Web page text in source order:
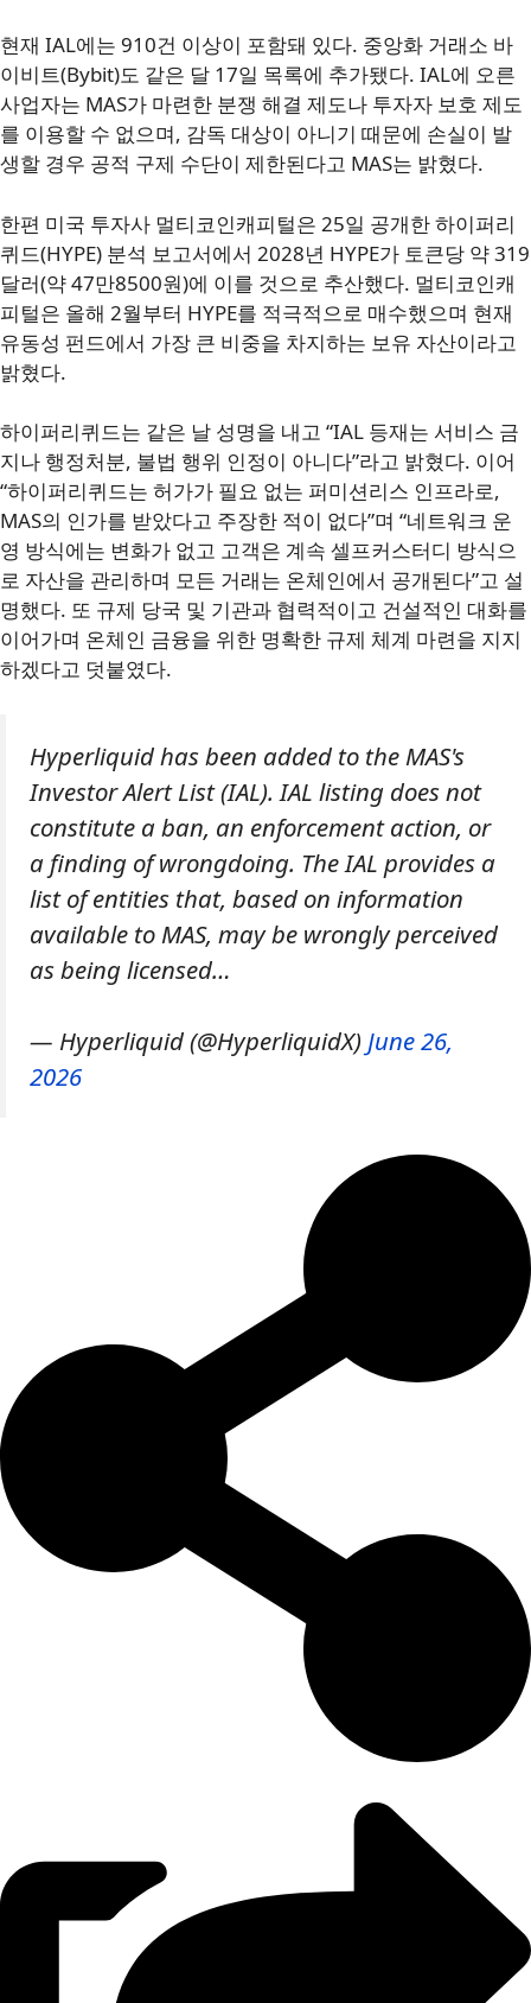
현재 IAL에는 910건 이상이 포함돼 있다. 중앙화 거래소 바
이비트(Bybit)도 같은 달 17일 목록에 추가됐다. IAL에 오른
사업자는 MAS가 마련한 분쟁 해결 제도나 투자자 보호 제도
를 이용할 수 없으며, 감독 대상이 아니기 때문에 손실이 발
생할 경우 공적 구제 수단이 제한된다고 MAS는 밝혔다.
한편 미국 투자사 멀티코인캐피털은 25일 공개한 하이퍼리
퀴드(HYPE) 분석 보고서에서 2028년 HYPE가 토큰당 약 319
달러(약 47만8500원)에 이를 것으로 추산했다. 멀티코인캐
피털은 올해 2월부터 HYPE를 적극적으로 매수했으며 현재
유동성 펀드에서 가장 큰 비중을 차지하는 보유 자산이라고
밝혔다.
하이퍼리퀴드는 같은 날 성명을 내고 “IAL 등재는 서비스 금
지나 행정처분, 불법 행위 인정이 아니다”라고 밝혔다. 이어
“하이퍼리퀴드는 허가가 필요 없는 퍼미션리스 인프라로,
MAS의 인가를 받았다고 주장한 적이 없다”며 “네트워크 운
영 방식에는 변화가 없고 고객은 계속 셀프커스터디 방식으
로 자산을 관리하며 모든 거래는 온체인에서 공개된다”고 설
명했다. 또 규제 당국 및 기관과 협력적이고 건설적인 대화를
이어가며 온체인 금융을 위한 명확한 규제 체계 마련을 지지
하겠다고 덧붙였다.
Hyperliquid has been added to the MAS's
Investor Alert List (IAL). IAL listing does not
constitute a ban, an enforcement action, or
a finding of wrongdoing. The IAL provides a
list of entities that, based on information
available to MAS, may be wrongly perceived
as being licensed…
— Hyperliquid (@HyperliquidX) June 26,
2026